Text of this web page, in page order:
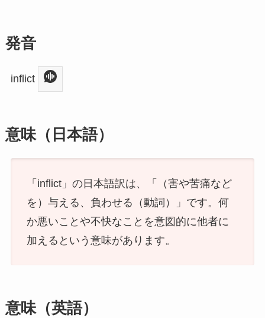
発音
inflict
意味（日本語）
「inflict」の日本語訳は、「（害や苦痛など
を）与える、負わせる（動詞）」です。何
か悪いことや不快なことを意図的に他者に
加えるという意味があります。
意味（英語）